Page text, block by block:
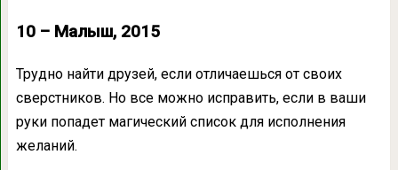
10 – Малыш, 2015
Трудно найти друзей, если отличаешься от своих
сверстников. Но все можно исправить, если в ваши
руки попадет магический список для исполнения
желаний.